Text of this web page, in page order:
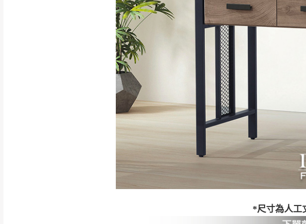
*尺寸為人工
$ 9,000以
$ 9,000以
＊A108產
到貨時間：
｜周（一
台北市、新北市
彰化、南投、雲林、嘉義、台南
@dershin）
若您選擇三聯式或索取兩聯式發票，發票將於
送達，如遇國定假日將順延寄送。
若收到不良品，請於到貨日起七日內通
所有退回及換貨之商品必須是全新狀態
品、附件、包裝、廠商紙及所有附隨文
由於透過電腦螢幕選購商品，可能會因
質感稍有不同，如因此而需退換貨， 需
是否合適)。
訂購前請確認商品尺寸，大型物件因為
為主。
非因本公司問題而需退換貨，請於收到
狀態與完整包裝。鑑賞期間若發生非本